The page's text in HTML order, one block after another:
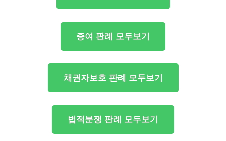
증여 판례 모두보기
채권자보호 판례 모두보기
법적분쟁 판례 모두보기